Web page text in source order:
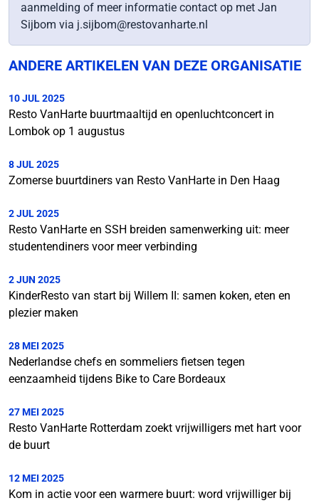
aanmelding of meer informatie contact op met Jan
Sijbom via j.sijbom@restovanharte.nl
ANDERE ARTIKELEN VAN DEZE ORGANISATIE
10 JUL 2025
Resto VanHarte buurtmaaltijd en openluchtconcert in
Lombok op 1 augustus
8 JUL 2025
Zomerse buurtdiners van Resto VanHarte in Den Haag
2 JUL 2025
Resto VanHarte en SSH breiden samenwerking uit: meer
studentendiners voor meer verbinding
2 JUN 2025
KinderResto van start bij Willem II: samen koken, eten en
plezier maken
28 MEI 2025
Nederlandse chefs en sommeliers fietsen tegen
eenzaamheid tijdens Bike to Care Bordeaux
27 MEI 2025
Resto VanHarte Rotterdam zoekt vrijwilligers met hart voor
de buurt
12 MEI 2025
Kom in actie voor een warmere buurt: word vrijwilliger bij